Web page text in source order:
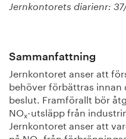
Jernkontorets diarienr:
Sammanfattning
Jernkontoret anser att
behöver förbättras
beslut. Framförallt bör
NOx-utsläpp från
Jernkontoret anser att